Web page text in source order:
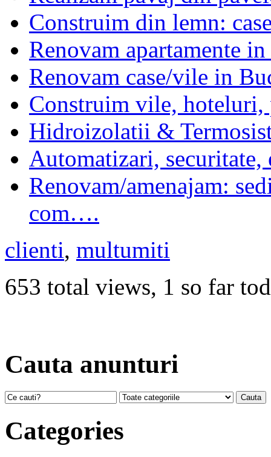
Construim din lemn:
Renovam apartamente
Renovam case/vile in
Construim vile, hoteluri,
Hidroizolatii &
Automatizari,
Renovam/amenajam:
com….
clienti, multumiti
653 total views, 1 so far
Cauta anunturi
Categories